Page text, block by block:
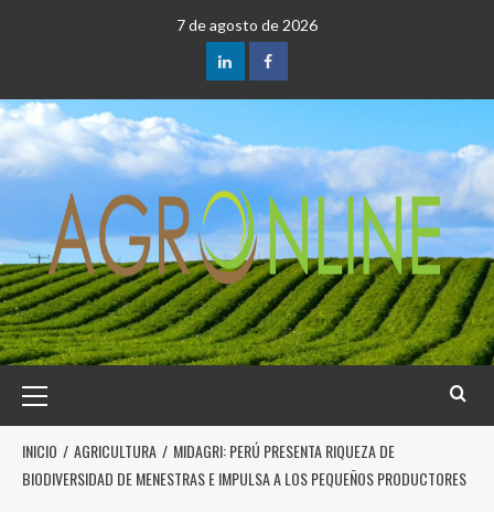
7 de agosto de 2026
INICIO AGRICULTURA
MIDAGRI: PERÚ PRESENTA RIQUEZA DE
BIODIVERSIDAD DE MENESTRAS E IMPULSA A LOS PEQUEÑOS PRODUCTORES